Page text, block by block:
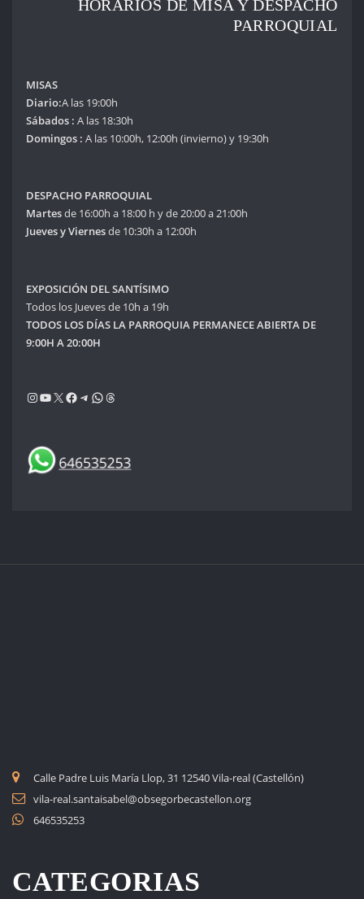
HORARIOS DE MISA Y DESPACHO
PARROQUIAL
MISAS
Diario:A las 19:00h
Sábados : A las 18:30h
Domingos : A las 10:00h, 12:00h (invierno) y 19:30h
DESPACHO PARROQUIAL
Martesde 16:00h a 18:00 h y de 20:00 a 21:00h
Jueves y Viernesde 10:30h a 12:00h
EXPOSICIÓN DEL SANTÍSIMO
Todos los Jueves de 10h a 19h
TODOS LOS DÍAS LA PARROQUIA PERMANECE ABIERTA DE
9:00H A 20:00H
Instagram
YouTube
X Facebook
Telegram
WhatsApp
Threads
Calle Padre Luis María Llop, 31 12540 Vila-real (Castellón)
vila-real.santaisabel@obsegorbecastellon.org
646535253
CATEGORIAS